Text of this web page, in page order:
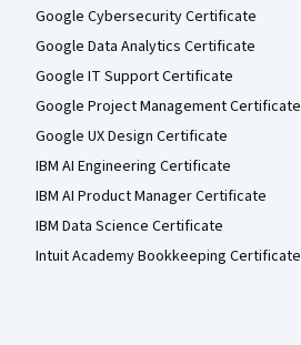
Google Cybersecurity Certificate
Google Data Analytics Certificate
Google IT Support Certificate
Google Project Management Certificate
Google UX Design Certificate
IBM AI Engineering Certificate
IBM AI Product Manager Certificate
IBM Data Science Certificate
Intuit Academy Bookkeeping Certificate